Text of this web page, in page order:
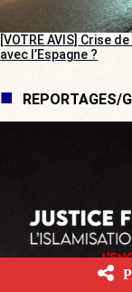
[VOTRE AVIS] Crise
avec l’Espagne ?
REPORTAGES/